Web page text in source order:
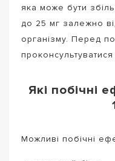
яка може бути
до 25 мг залежно
організму. Перед
Які побічні
Можливі побічні